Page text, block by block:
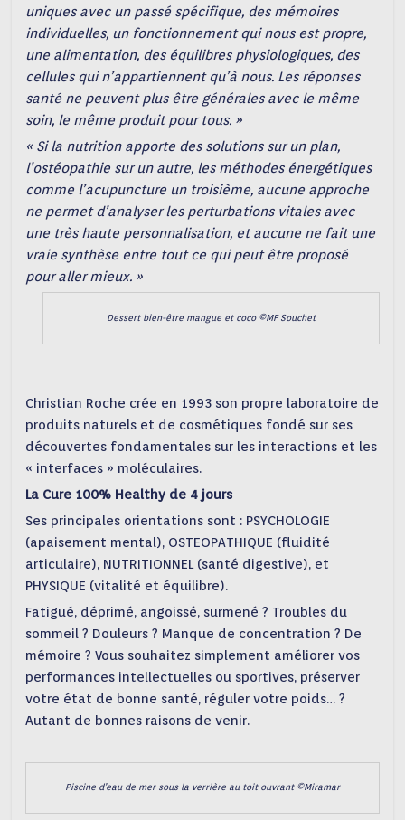
uniques avec un passé spécifique, des mémoires
individuelles, un fonctionnement qui nous est propre,
une alimentation, des équilibres physiologiques, des
cellules qui n’appartiennent qu’à nous. Les réponses
santé ne peuvent plus être générales avec le même
soin, le même produit pour tous. »
« Si la nutrition apporte des solutions sur un plan,
l’ostéopathie sur un autre, les méthodes énergétiques
comme l’acupuncture un troisième, aucune approche
ne permet d’analyser les perturbations vitales avec
une très haute personnalisation, et aucune ne fait une
vraie synthèse entre tout ce qui peut être proposé
pour aller mieux. »
Dessert bien-être mangue et coco ©MF Souchet
Christian Roche crée en 1993 son propre laboratoire de
produits naturels et de cosmétiques fondé sur ses
découvertes fondamentales sur les interactions et les
« interfaces » moléculaires.
La Cure 100% Healthy de 4 jours
Ses principales orientations sont : PSYCHOLOGIE
(apaisement mental), OSTEOPATHIQUE (fluidité
articulaire), NUTRITIONNEL (santé digestive), et
PHYSIQUE (vitalité et équilibre).
Fatigué, déprimé, angoissé, surmené ? Troubles du
sommeil ? Douleurs ? Manque de concentration ? De
mémoire ? Vous souhaitez simplement améliorer vos
performances intellectuelles ou sportives, préserver
votre état de bonne santé, réguler votre poids… ?
Autant de bonnes raisons de venir.
Piscine d’eau de mer sous la verrière au toit ouvrant ©Miramar